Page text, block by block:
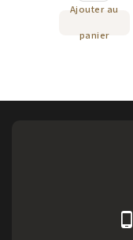
Ajouter au
panier